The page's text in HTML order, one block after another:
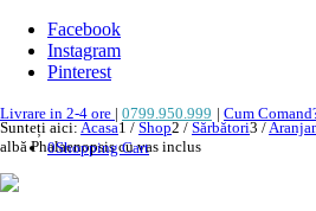
Facebook
Instagram
Pinterest
Livrare in 2-4 ore | 0799.950.999 | Cum
0Shopping Cart
Sunteți aici: Acasa1 / Shop2 / Sărbători3 /
albă Phalaenopsis cu vas inclus